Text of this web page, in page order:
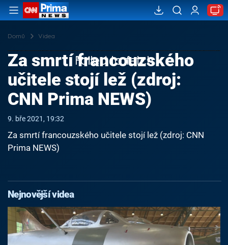
Domů Videa
Failed to fetch
Za smrtí francouzského
učitele stojí lež (zdroj:
CNN Prima NEWS)
9. bře 2021, 19:32
Za smrtí francouzského učitele stojí lež (zdroj: CNN
Prima NEWS)
Nejnovější videa